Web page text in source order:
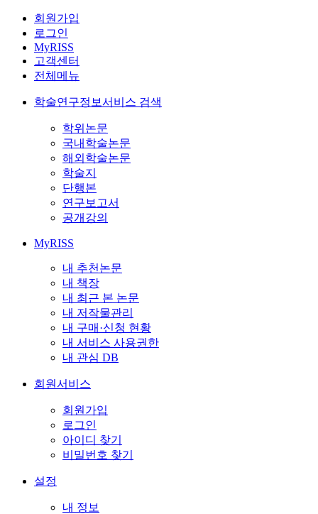
회원가입
로그인
MyRISS
고객센터
전체메뉴
학술연구정보서비스 검색
학위논문
국내학술논문
해외학술논문
학술지
단행본
연구보고서
공개강의
MyRISS
내 추천논문
내 책장
내 최근 본 논문
내 저작물관리
내 구매·신청 현황
내 서비스 사용권한
내 관심 DB
회원서비스
회원가입
로그인
아이디 찾기
비밀번호 찾기
설정
내 정보